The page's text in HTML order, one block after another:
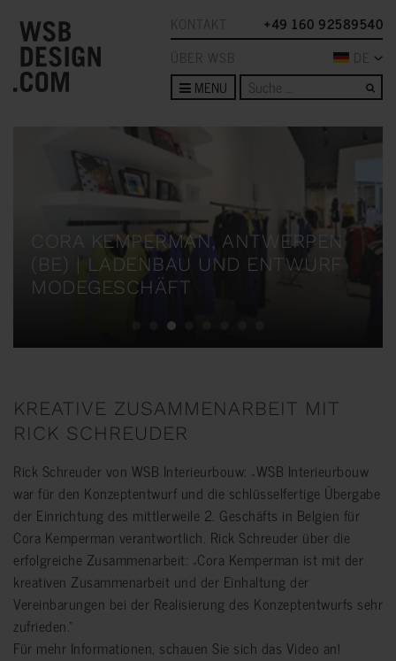
KONTAKT
+49 160 92589540
ÜBER WSB
DE
MENU
CORA KEMPERMAN, ANTWERPEN
(BE) | LADENBAU UND ENTWURF
MODEGESCHÄFT
KREATIVE ZUSAMMENARBEIT MIT
RICK SCHREUDER
Rick Schreuder von WSB Interieurbouw: „WSB Interieurbouw
war für den Konzeptentwurf und die schlüsselfertige Übergabe
der Einrichtung des mittlerweile 2. Geschäfts in Belgien für
Cora Kemperman verantwortlich. Rick Schreuder über die
erfolgreiche Zusammenarbeit: „Cora Kemperman ist mit der
kreativen Zusammenarbeit und der Einhaltung der
Vereinbarungen bei der Realisierung des Konzeptentwurfs sehr
zufrieden.”
Für mehr Informationen, schauen Sie sich das Video an!